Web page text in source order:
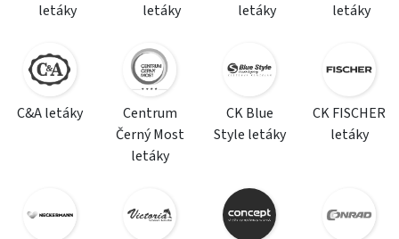
letáky
letáky
letáky
letáky
C&A letáky
Centrum
Černý Most
letáky
CK Blue
Style letáky
CK FISCHER
letáky